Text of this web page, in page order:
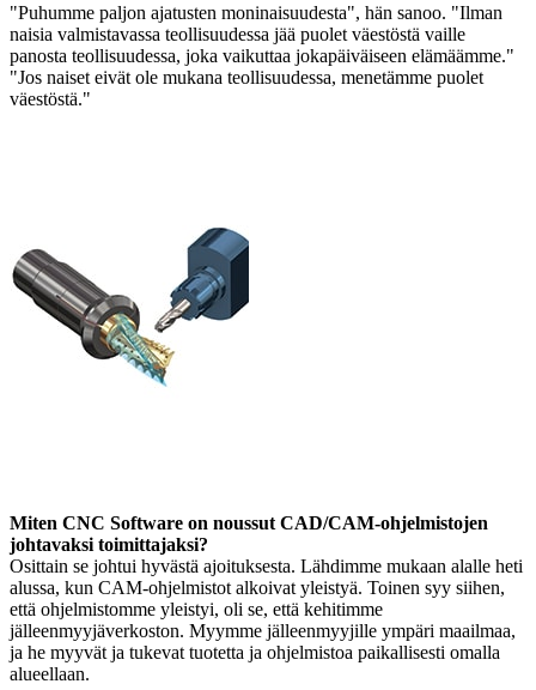
"Puhumme paljon ajatusten moninaisuudesta", hän sanoo. "Ilman
naisia valmistavassa teollisuudessa jää puolet väestöstä vaille
panosta teollisuudessa, joka vaikuttaa jokapäiväiseen elämäämme."
"Jos naiset eivät ole mukana teollisuudessa, menetämme puolet
väestöstä."
Miten CNC Software on noussut CAD/CAM-ohjelmistojen
johtavaksi toimittajaksi?
Osittain se johtui hyvästä ajoituksesta. Lähdimme mukaan alalle heti
alussa, kun CAM-ohjelmistot alkoivat yleistyä. Toinen syy siihen,
että ohjelmistomme yleistyi, oli se, että kehitimme
jälleenmyyjäverkoston. Myymme jälleenmyyjille ympäri maailmaa,
ja he myyvät ja tukevat tuotetta ja ohjelmistoa paikallisesti omalla
alueellaan.